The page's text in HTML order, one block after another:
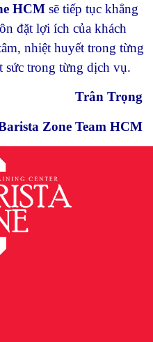
HCM sẽ tiếp tục khẳng
đặt lợi ích của khách
nhiệt huyết trong từng
sức trong từng dịch vụ.
Trân Trọng
Zone Team HCM